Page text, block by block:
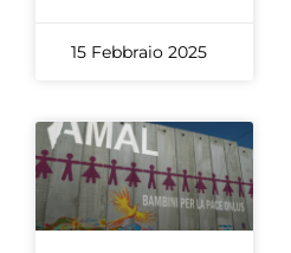
15 Febbraio 2025